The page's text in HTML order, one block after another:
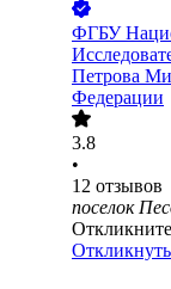
ФГБУ
Петрова
Федерации
3.8
•
12 отзывов
поселок